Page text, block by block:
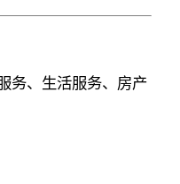
、生活服务、 房产